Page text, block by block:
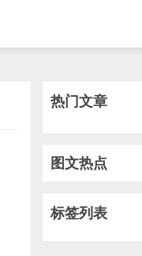
热门文章
图文热点
标签列表